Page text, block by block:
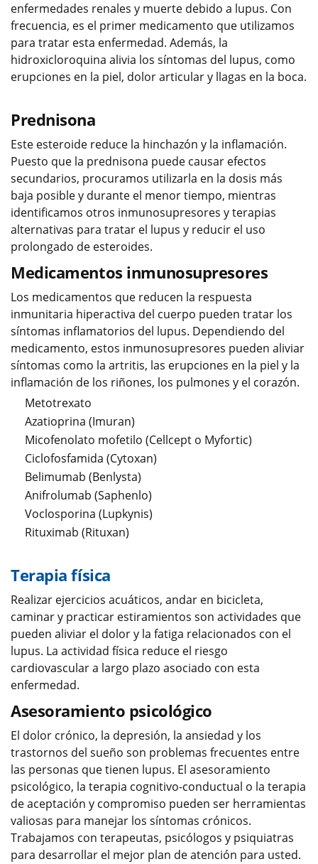
enfermedades renales y muerte debido a lupus. Con
frecuencia, es el primer medicamento que utilizamos
para tratar esta enfermedad. Además, la
hidroxicloroquina alivia los síntomas del lupus, como
erupciones en la piel, dolor articular y llagas en la boca.
Prednisona
Este esteroide reduce la hinchazón y la inflamación.
Puesto que la prednisona puede causar efectos
secundarios, procuramos utilizarla en la dosis más
baja posible y durante el menor tiempo, mientras
identificamos otros inmunosupresores y terapias
alternativas para tratar el lupus y reducir el uso
prolongado de esteroides.
Medicamentos inmunosupresores
Los medicamentos que reducen la respuesta
inmunitaria hiperactiva del cuerpo pueden tratar los
síntomas inflamatorios del lupus. Dependiendo del
medicamento, estos inmunosupresores pueden aliviar
síntomas como la artritis, las erupciones en la piel y la
inflamación de los riñones, los pulmones y el corazón.
Metotrexato
Azatioprina (Imuran)
Micofenolato mofetilo (Cellcept o Myfortic)
Ciclofosfamida (Cytoxan)
Belimumab (Benlysta)
Anifrolumab (Saphenlo)
Voclosporina (Lupkynis)
Rituximab (Rituxan)
Terapia física
Realizar ejercicios acuáticos, andar en bicicleta,
caminar y practicar estiramientos son actividades que
pueden aliviar el dolor y la fatiga relacionados con el
lupus. La actividad física reduce el riesgo
cardiovascular a largo plazo asociado con esta
enfermedad.
Asesoramiento psicológico
El dolor crónico, la depresión, la ansiedad y los
trastornos del sueño son problemas frecuentes entre
las personas que tienen lupus. El asesoramiento
psicológico, la terapia cognitivo-conductual o la terapia
de aceptación y compromiso pueden ser herramientas
valiosas para manejar los síntomas crónicos.
Trabajamos con terapeutas, psicólogos y psiquiatras
para desarrollar el mejor plan de atención para usted.